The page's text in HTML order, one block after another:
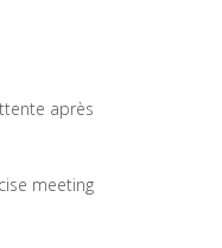
après
meeting